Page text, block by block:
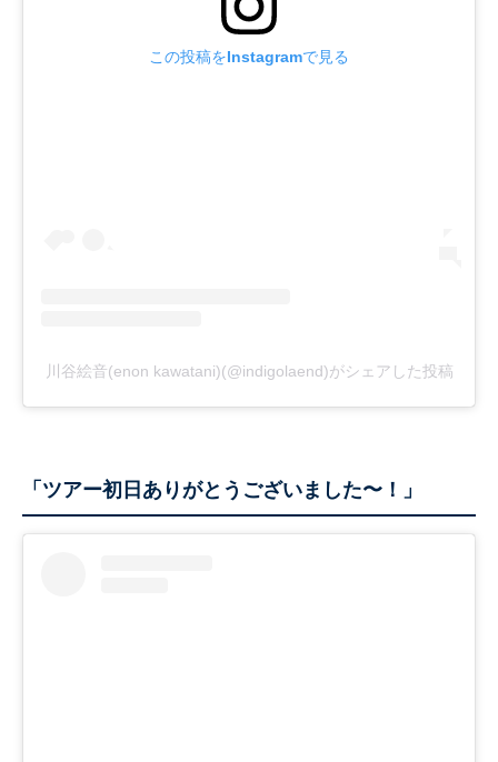
この投稿をInstagramで見る
川谷絵音(enon kawatani)(@indigolaend)がシェアした投稿
「ツアー初日ありがとうございました〜！」